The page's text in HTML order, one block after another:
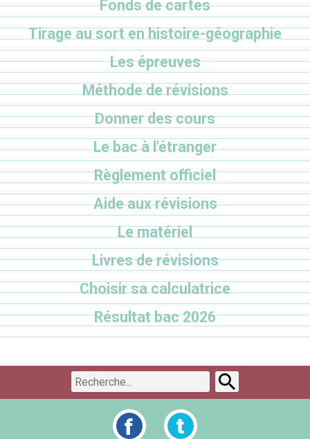
Fonds de cartes
Tirage au sort en histoire-géographie
Les épreuves
Méthode de révisions
Donner des cours
Le bac à l'étranger
Règlement officiel
Aide aux révisions
Le matériel
Livres de révisions
Choisir sa calculatrice
Résultat bac 2026